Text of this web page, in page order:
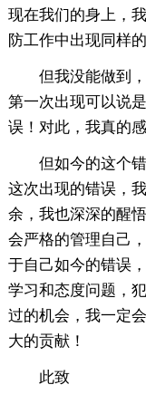
现在我们的身上，
防工作中出现同样的
但我没能做到
第一次出现可以说
误！对此，我真的
但如今的这个
这次出现的错误，
余，我也深深的醒
会严格的管理自己
于自己如今的错误
学习和态度问题，
过的机会，我一定
大的贡献！
此致